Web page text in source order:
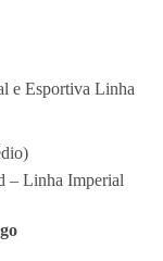
e Esportiva Linha
– Linha Imperial